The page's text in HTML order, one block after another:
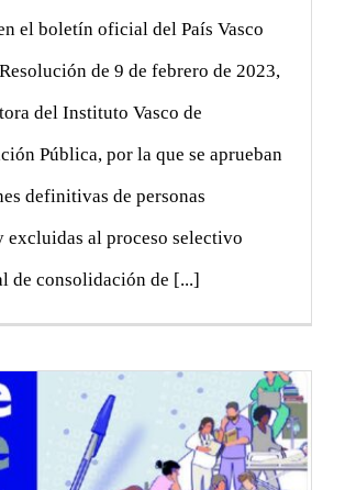
el boletín oficial del País Vasco
de 9 de febrero de 2023,
del Instituto Vasco de
Pública, por la que se aprueban
definitivas de personas
excluidas al proceso selectivo
de consolidación de [...]